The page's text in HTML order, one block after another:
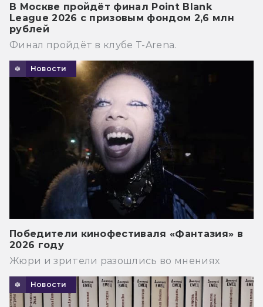
В Москве пройдёт финал Point Blank
League 2026 с призовым фондом 2,6 млн
рублей
Финал пройдёт в клубе T-Arena.
Новости
Победители кинофестиваля «Фантазия» в
2026 году
Жюри и зрители разошлись во мнениях
Новости